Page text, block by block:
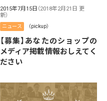
2015年7月15日 （2018年2月21日 更
新）
ニュース （pickup）
【募集】あなたのショップの
メディア掲載情報おしえてく
ださい